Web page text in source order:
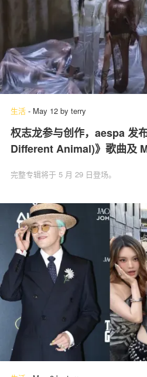
生活 - May 12 by terry
权志龙参与创作，aespa 发
Different Animal)》歌曲及
完整专辑将于 5 月 29 日登场。